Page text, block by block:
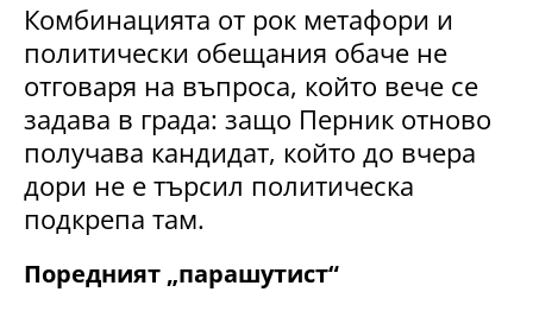
Комбинацията от рок метафори и
политически обещания обаче не
отговаря на въпроса, който вече се
задава в града: защо Перник отново
получава кандидат, който до вчера
дори не е търсил политическа
подкрепа там.
Поредният „парашутист“